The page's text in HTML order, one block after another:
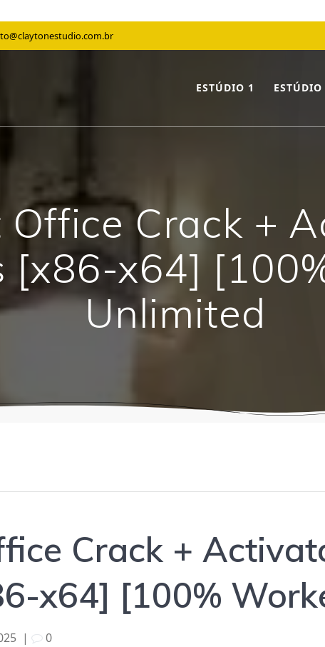
ESTÚDIO 1 ESTÚDIO
Office Crack +
[x86-x64]
Unlimited
Crack +
x64] [100%
| 0